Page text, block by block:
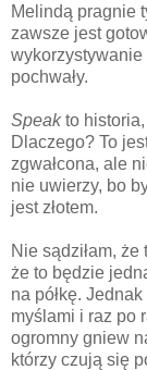
Melindą pragnie
zawsze jest
pochwały.
Speakto
Dlaczego? To
zgwałcona, ale
nie uwierzy, bo
jest złotem.
Nie sądziłam,
że to będzie
na półkę.
myślami i raz po
ogromny gniew
którzy czują się